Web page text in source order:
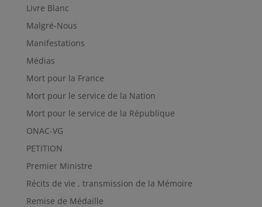
Livre Blanc
Malgré-Nous
Manifestations
Médias
Mort pour la France
Mort pour le service de la Nation
Mort pour le service de la République
ONAC-VG
PETITION
Premier Ministre
Récits de vie , transmission de la Mémoire
Remise de Médaille